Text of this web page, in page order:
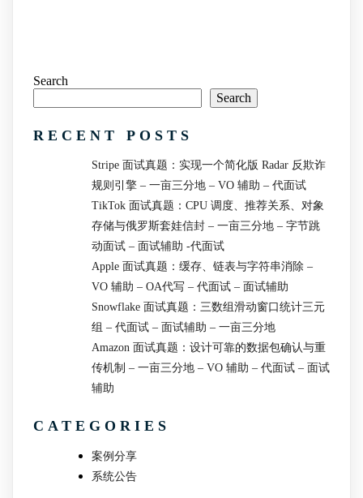
Search
Search
RECENT POSTS
Stripe 面试真题：实现一个简化版 Radar 反欺诈
规则引擎 – 一亩三分地 – VO 辅助 – 代面试
TikTok 面试真题：CPU 调度、推荐关系、对象
存储与俄罗斯套娃信封 – 一亩三分地 – 字节跳
动面试 – 面试辅助 -代面试
Apple 面试真题：缓存、链表与字符串消除 –
VO 辅助 – OA代写 – 代面试 – 面试辅助
Snowflake 面试真题：三数组滑动窗口统计三元
组 – 代面试 – 面试辅助 – 一亩三分地
Amazon 面试真题：设计可靠的数据包确认与重
传机制 – 一亩三分地 – VO 辅助 – 代面试 – 面试
辅助
CATEGORIES
案例分享
系统公告